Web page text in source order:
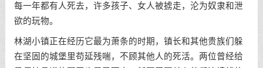
每一年都有人死去，许多孩子、女人被掳走，沦为奴隶和泄
欲的玩物。
林湖小镇正在经历它最为萧条的时期，镇长和其他贵族们躲
在坚固的城堡里苟延残喘，不顾其他人的死活。两位曾经给